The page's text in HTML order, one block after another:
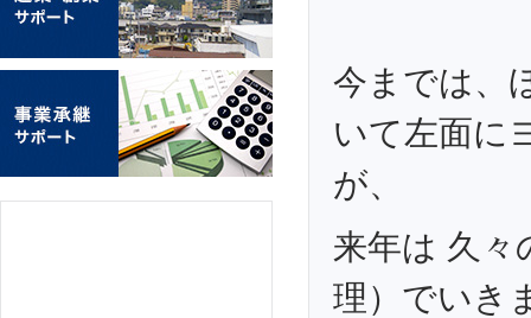
今までは、
いて左面に
が、
来年は 久々
理）でいき